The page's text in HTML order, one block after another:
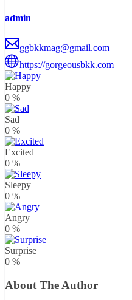
admin
ggbkkmag@gmail.com
https://gorgeousbkk.com
Happy
0 %
Sad
0 %
Excited
0 %
Sleepy
0 %
Angry
0 %
Surprise
0 %
About The Author